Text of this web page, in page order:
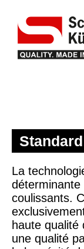
La
coulissants.
haute qualité
une qualité